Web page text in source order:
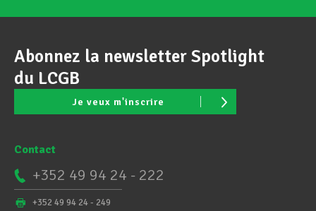
Abonnez la newsletter Spotlight
du LCGB
Je veux m'inscrire
Contact
+352 49 94 24 - 222
+352 49 94 24 - 249